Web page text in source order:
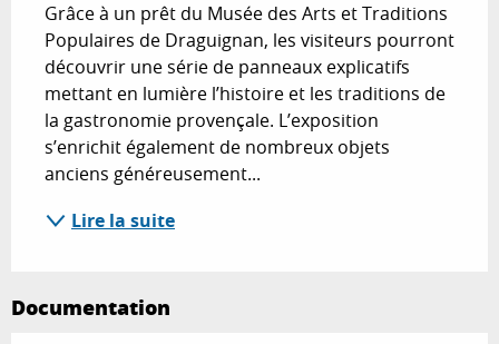
Grâce à un prêt du Musée des Arts et Traditions
Populaires de Draguignan, les visiteurs pourront
découvrir une série de panneaux explicatifs
mettant en lumière l’histoire et les traditions de
la gastronomie provençale. L’exposition
s’enrichit également de nombreux objets
anciens généreusement...
Lire la suite
Documentation